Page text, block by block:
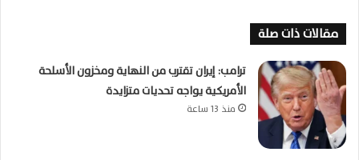
مقالات ذات صلة
ترامب: إيران تقترب من النهاية ومخزون الأسلحة
الأمريكية يواجه تحديات متزايدة
منذ 13 ساعة